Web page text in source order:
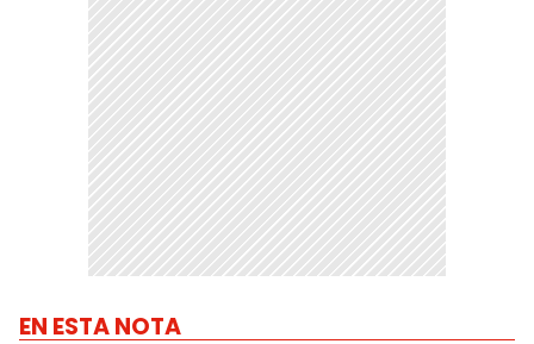
EN ESTA NOTA